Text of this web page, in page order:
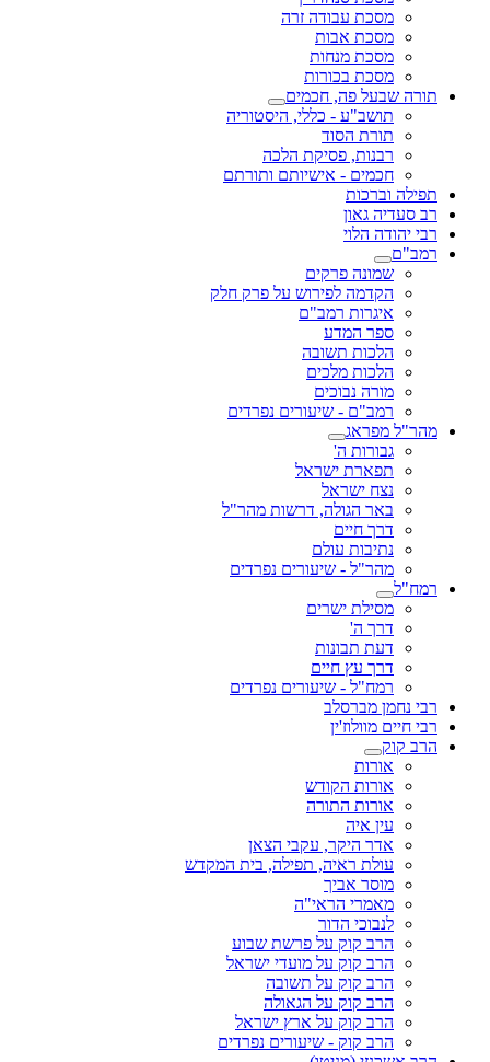
מסכת עבודה זרה
מסכת אבות
מסכת מנחות
מסכת בכורות
תורה שבעל פה, חכמים
תושב"ע - כללי, היסטוריה
תורת הסוד
רבנות, פסיקת הלכה
חכמים - אישיותם ותורתם
תפילה וברכות
רב סעדיה גאון
רבי יהודה הלוי
רמב"ם
שמונה פרקים
הקדמה לפירוש על פרק חלק
איגרות רמב"ם
ספר המדע
הלכות תשובה
הלכות מלכים
מורה נבוכים
רמב"ם - שיעורים נפרדים
מהר"ל מפראג
גבורות ה'
תפארת ישראל
נצח ישראל
באר הגולה, דרשות מהר"ל
דרך חיים
נתיבות עולם
מהר"ל - שיעורים נפרדים
רמח"ל
מסילת ישרים
דרך ה'
דעת תבונות
דרך עץ חיים
רמח"ל - שיעורים נפרדים
רבי נחמן מברסלב
רבי חיים מוולוז'ין
הרב קוק
אורות
אורות הקודש
אורות התורה
עין איה
אדר היקר, עקבי הצאן
עולת ראיה, תפילה, בית המקדש
מוסר אביך
מאמרי הראי"ה
לנבוכי הדור
הרב קוק על פרשת שבוע
הרב קוק על מועדי ישראל
הרב קוק על תשובה
הרב קוק על הגאולה
הרב קוק על ארץ ישראל
הרב קוק - שיעורים נפרדים